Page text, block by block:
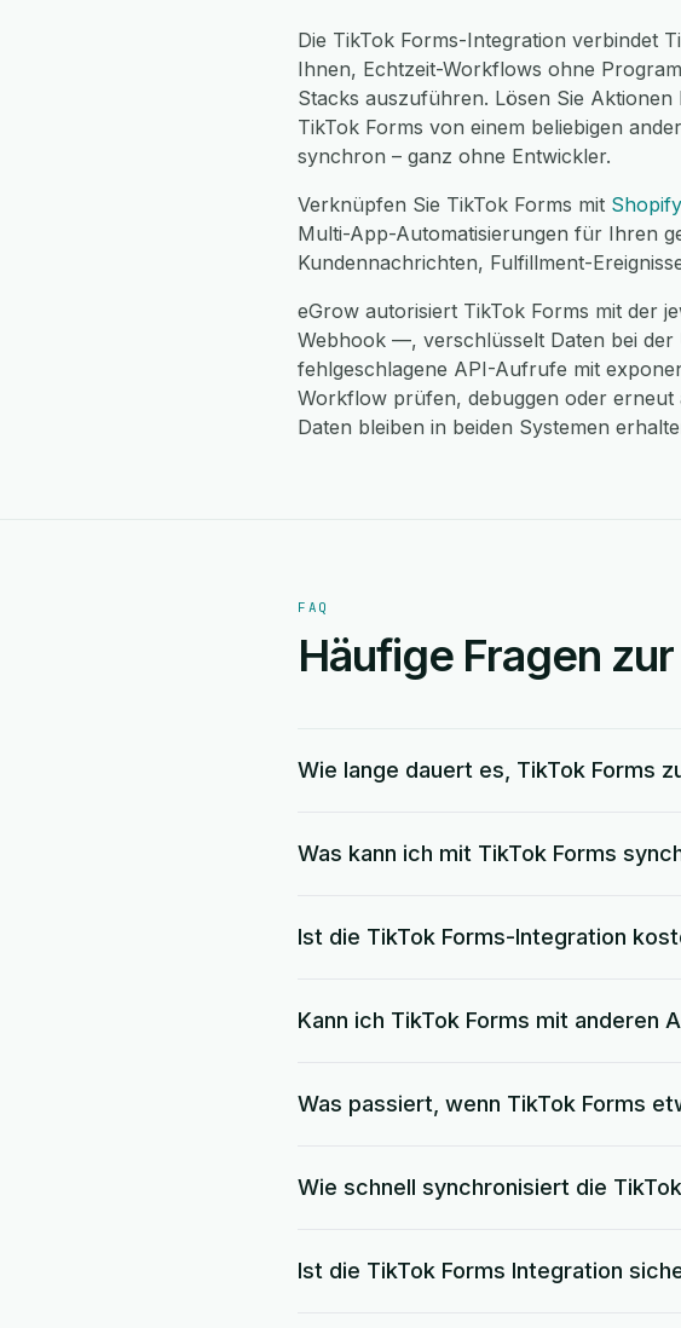
Die TikTok Forms-Integration verbindet
Ihnen, Echtzeit-Workflows ohne
Stacks auszuführen. Lösen Sie
TikTok Forms von einem beliebigen
synchron – ganz ohne Entwickler.
Verknüpfen Sie TikTok Forms mit Shopify
Multi-App-Automatisierungen für Ihren
Kundennachrichten, Fulfillment-
eGrow autorisiert TikTok Forms mit der
Webhook —, verschlüsselt Daten bei
fehlgeschlagene API-Aufrufe mit
Workflow prüfen, debuggen oder
Daten bleiben in beiden Systemen
FAQ
Häufige Fragen
Wie lange dauert es, TikTok Forms
Was kann ich mit TikTok Forms
Ist die TikTok Forms-Integration
Kann ich TikTok Forms mit anderen
Was passiert, wenn TikTok Forms
Wie schnell synchronisiert die
Ist die TikTok Forms Integration